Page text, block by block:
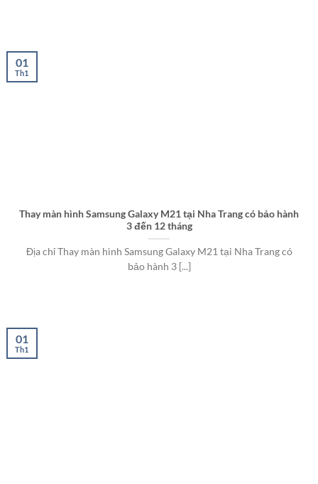
Thay màn hình Samsung Galaxy M21 tại Nha Trang có bảo hành
3 đến 12 tháng
Địa chỉ Thay màn hình Samsung Galaxy M21 tại Nha Trang có
bảo hành 3 [...]
01
Th1
01
Th1